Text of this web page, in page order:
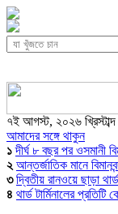
৭ই আগস্ট, ২০২৬ খ্রিস্টাব্দ
আমাদের সঙ্গে থাকুন
১ দীর্ঘ ৮ বছর পর ওসমানী
২ আন্তর্জাতিক মানে
৩ দ্বিতীয় রানওয়ে ছাড়া
৪ থার্ড টার্মিনালের